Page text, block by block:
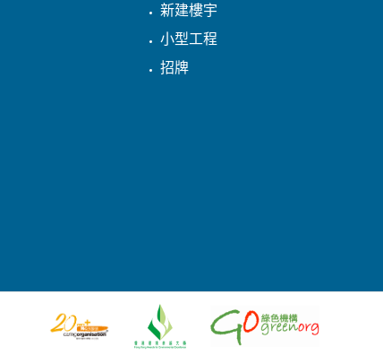
新建樓宇
小型工程
招牌